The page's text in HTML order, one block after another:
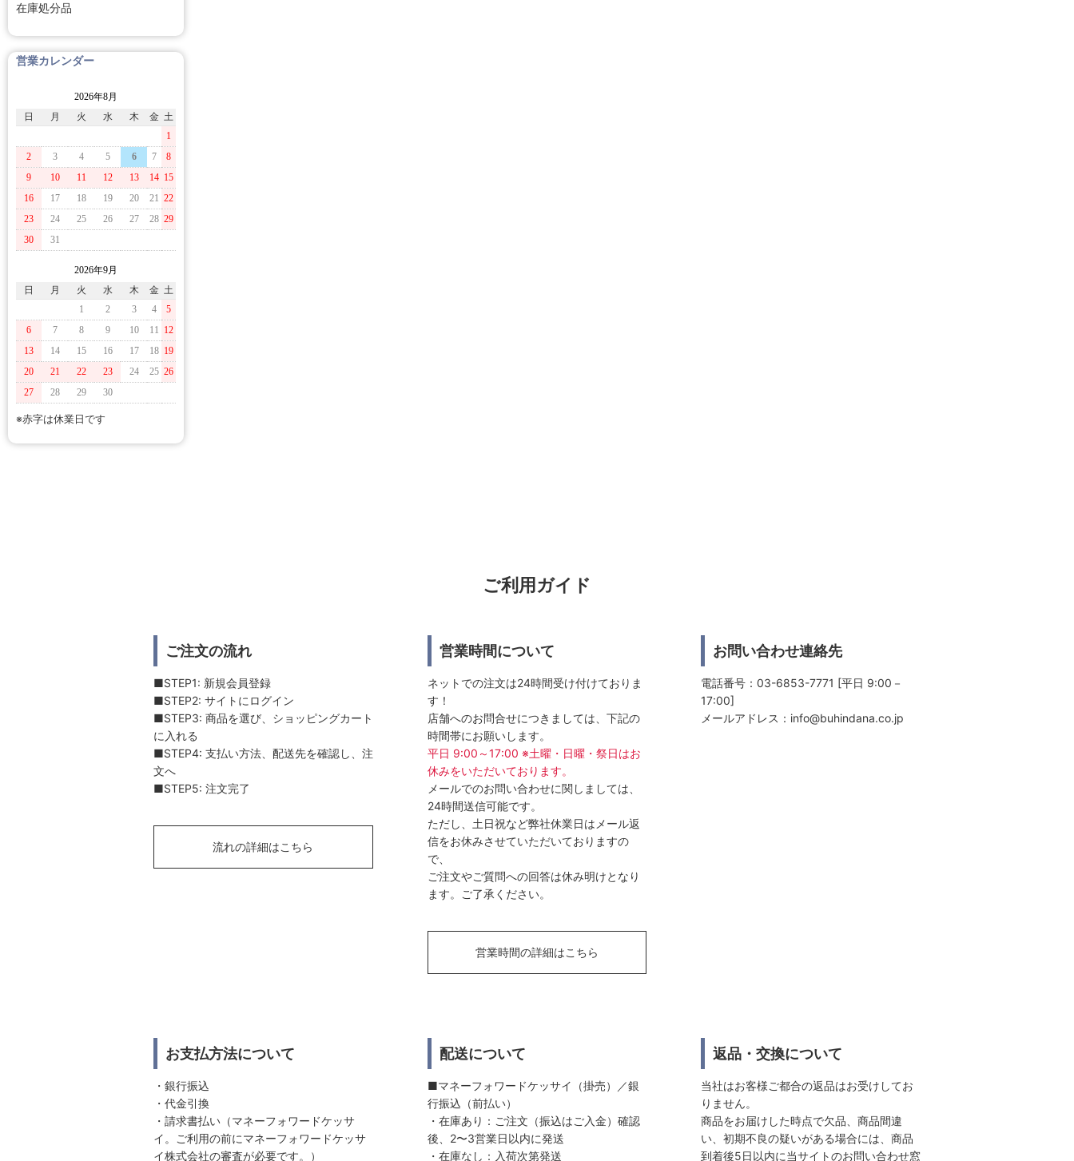
在庫処分品
営業カレンダー
2026年8月
日
月 火 水 木 金 土
1
2
3 4 5 6 7
8
9
10 11 12 13 14 15
16
17 18 19 20 21 22
23
24 25 26 27 28 29
30
31
2026年9月
日
月 火 水 木 金 土
1
2 3 4
5
6
7 8 9 10 11 12
13
14 15 16 17 18 19
20
21 22 23 24 25 26
27
28 29 30
※赤字は休業日です
ご利用ガイド
ご注文の流れ
■STEP1: 新規会員登録
■STEP2: サイトにログイン
■STEP3: 商品を選び、ショッピングカート
に入れる
■STEP4: 支払い方法、配送先を確認し、注
文へ
■STEP5: 注文完了
流れの詳細はこちら
営業時間について
ネットでの注文は24時間受け付けておりま
す！
店舗へのお問合せにつきましては、下記の
時間帯にお願いします。
平日 9:00～17:00 ※土曜・日曜・祭日はお
休みをいただいております。
メールでのお問い合わせに関しましては、
24時間送信可能です。
ただし、土日祝など弊社休業日はメール返
信をお休みさせていただいておりますの
で、
ご注文やご質問への回答は休み明けとなり
ます。ご了承ください。
営業時間の詳細はこちら
お問い合わせ連絡先
電話番号：03-6853-7771 [平日 9:00－
17:00]
メールアドレス： info@buhindana.co.jp
お支払方法について
・銀行振込
・代金引換
・請求書払い（マネーフォワードケッサ
イ。ご利用の前にマネーフォワードケッサ
イ株式会社の審査が必要です。）
配送について
■マネーフォワードケッサイ（掛売）／銀
行振込（前払い）
・在庫あり：ご注文（振込はご入金）確認
後、2〜3営業日以内に発送
・在庫なし：入荷次第発送
返品・交換について
当社はお客様ご都合の返品はお受けしてお
りません。
商品をお届けした時点で欠品、商品間違
い、初期不良の疑いがある場合には、商品
到着後5日以内に当サイトのお問い合わせ窓